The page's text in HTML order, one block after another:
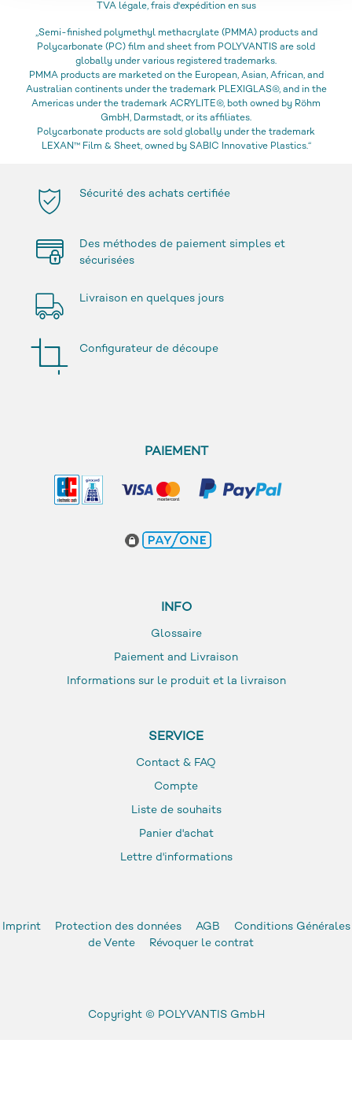
TVA légale, frais d'expédition en sus
„Semi-finished polymethyl methacrylate (PMMA) products and
Polycarbonate (PC) film and sheet from POLYVANTIS are sold
globally under various registered trademarks.
PMMA products are marketed on the European, Asian, African, and
Australian continents under the trademark PLEXIGLAS®, and in the
Americas under the trademark ACRYLITE®, both owned by Röhm
GmbH, Darmstadt, or its affiliates.
Polycarbonate products are sold globally under the trademark
LEXAN™ Film & Sheet, owned by SABIC Innovative Plastics.“
Sécurité des achats certifiée
Des méthodes de paiement simples et
sécurisées
Livraison en quelques jours
Configurateur de découpe
PAIEMENT
INFO
Glossaire
Paiement and Livraison
Informations sur le produit et la livraison
SERVICE
Contact & FAQ
Compte
Liste de souhaits
Panier d'achat
Lettre d'informations
Imprint Protection des données AGB
Conditions Générales
de Vente
Révoquer le contrat
Copyright © POLYVANTIS GmbH